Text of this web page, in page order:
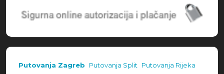
Putovanja Zagreb Putovanja Split Putovanja Rijeka